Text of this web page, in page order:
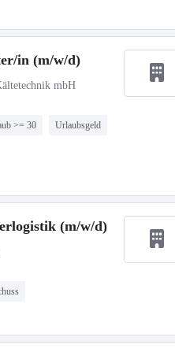
in (m/w/d)
mbH
>= 30 Urlaubsgeld
(m/w/d)